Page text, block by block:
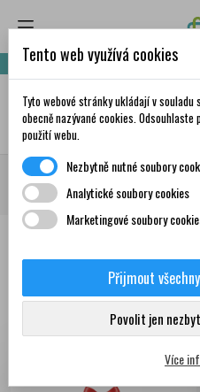
Nakupte za 999,- Kč a
Domů Doplňky stravy a vitamíny
a minerálů
Produkty
Zobrazení 1-12 z 93
Tento web využívá cookies
Tyto webové stránky ukládají v
obecně nazývané cookies.
použití webu.
Nezbytně nutné soubory
Analytické soubory cookies
Marketingové soubory
Přijmout
Povolit jen
Více